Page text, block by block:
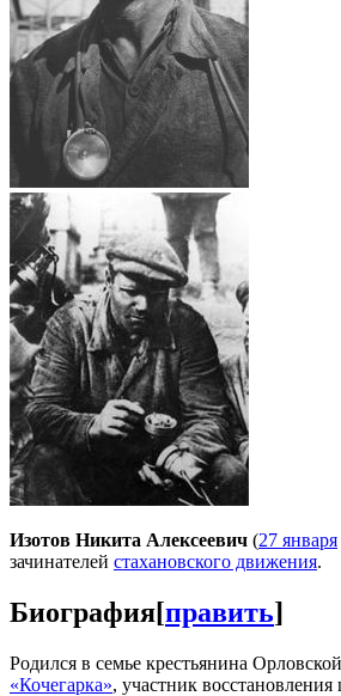
Изотов Никита Алексеевич (27 января
зачинателей стахановского движения.
Биография[править]
Родился в семье крестьянина
«Кочегарка», участник